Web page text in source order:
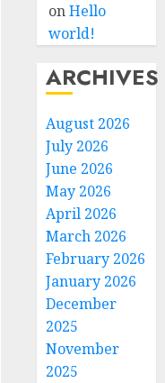
onHello
world!
ARCHIVES
August 2026
July 2026
June 2026
May 2026
April 2026
March 2026
February 2026
January 2026
December
2025
November
2025